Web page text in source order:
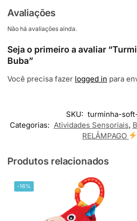
Avaliações
Não há avaliações ainda.
Seja o primeiro a avaliar
Buba”
Você precisa fazer logged in para
SKU: turminha-
Categorias: Atividades Sensoriais,
RELÂMPAGO
Produtos relacionados
-16%